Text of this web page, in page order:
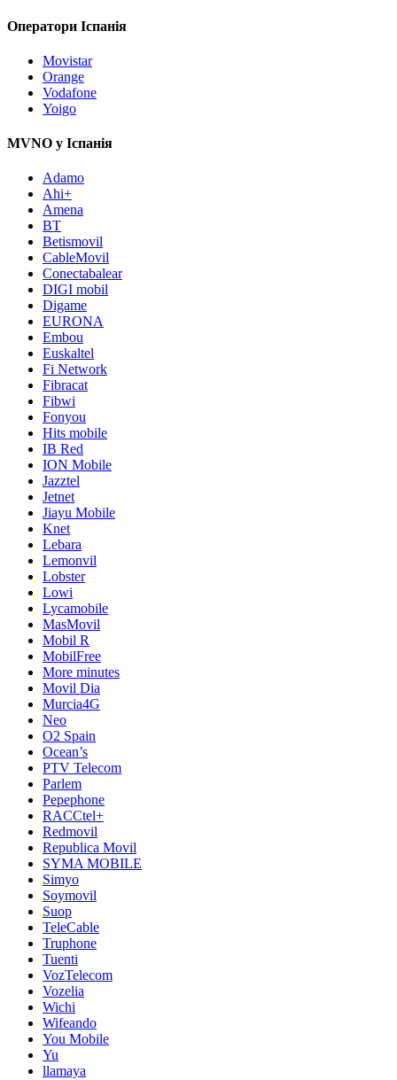
Оператори Іспанія
Movistar
Orange
Vodafone
Yoigo
MVNO у Іспанія
Adamo
Ahi+
Amena
BT
Betismovil
CableMovil
Conectabalear
DIGI mobil
Digame
EURONA
Embou
Euskaltel
Fi Network
Fibracat
Fibwi
Fonyou
Hits mobile
IB Red
ION Mobile
Jazztel
Jetnet
Jiayu Mobile
Knet
Lebara
Lemonvil
Lobster
Lowi
Lycamobile
MasMovil
Mobil R
MobilFree
More minutes
Movil Dia
Murcia4G
Neo
O2 Spain
Ocean’s
PTV Telecom
Parlem
Pepephone
RACCtel+
Redmovil
Republica Movil
SYMA MOBILE
Simyo
Soymovil
Suop
TeleCable
Truphone
Tuenti
VozTelecom
Vozelia
Wichi
Wifeando
You Mobile
Yu
llamaya